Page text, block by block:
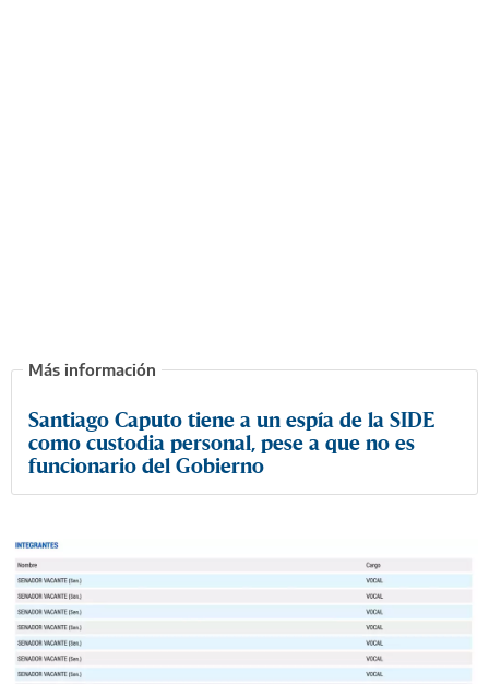
Santiago Caputo tiene a un espía de la SIDE
como custodia personal, pese a que no es
funcionario del Gobierno